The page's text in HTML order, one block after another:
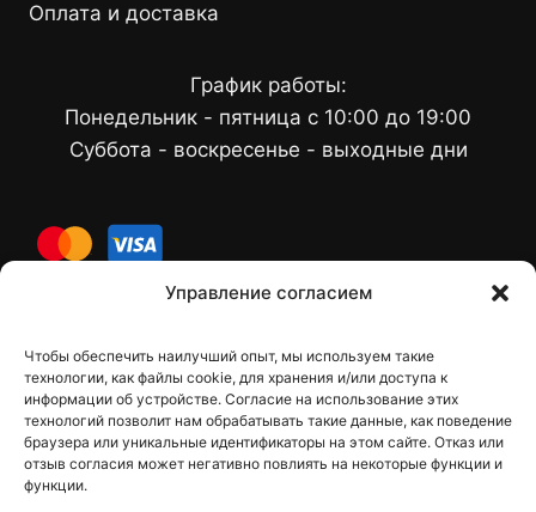
Управление согласием
Чтобы обеспечить наилучший опыт, мы используем такие
технологии, как файлы cookie, для хранения и/или доступа к
информации об устройстве. Согласие на использование этих
технологий позволит нам обрабатывать такие данные, как поведение
браузера или уникальные идентификаторы на этом сайте. Отказ или
отзыв согласия может негативно повлиять на некоторые функции и
функции.
Оплата и доставка
График работы:
Понедельник - пятница с 10:00 до 19:00
Суббота - воскресенье - выходные дни
Контакты
dfbelements@gmail.com